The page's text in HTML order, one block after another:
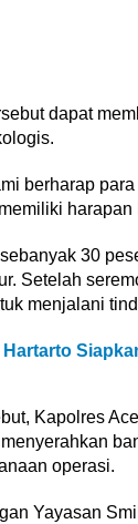
dapat
berharap
30
Setelah
menjalani
Kapolres
operasi.
Yayasan